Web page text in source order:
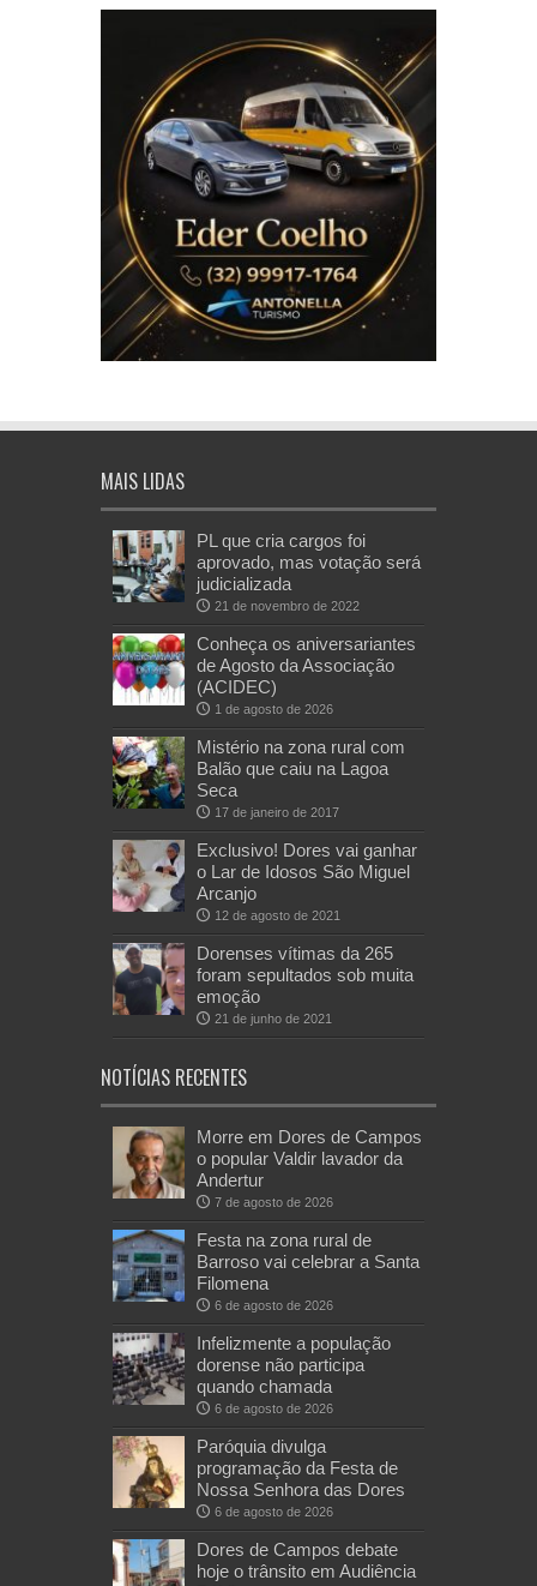
MAIS LIDAS
PL que cria cargos foi
aprovado, mas votação será
judicializada
21 de novembro de 2022
Conheça os aniversariantes
de Agosto da Associação
(ACIDEC)
1 de agosto de 2026
Mistério na zona rural com
Balão que caiu na Lagoa
Seca
17 de janeiro de 2017
Exclusivo! Dores vai ganhar
o Lar de Idosos São Miguel
Arcanjo
12 de agosto de 2021
Dorenses vítimas da 265
foram sepultados sob muita
emoção
21 de junho de 2021
NOTÍCIAS RECENTES
Morre em Dores de Campos
o popular Valdir lavador da
Andertur
7 de agosto de 2026
Festa na zona rural de
Barroso vai celebrar a Santa
Filomena
6 de agosto de 2026
Infelizmente a população
dorense não participa
quando chamada
6 de agosto de 2026
Paróquia divulga
programação da Festa de
Nossa Senhora das Dores
6 de agosto de 2026
Dores de Campos debate
hoje o trânsito em Audiência